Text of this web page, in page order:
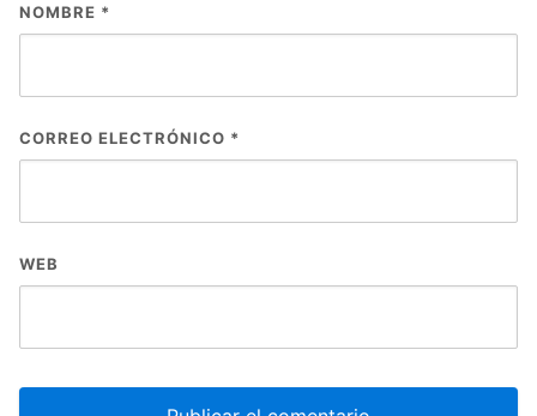
NOMBRE *
CORREO ELECTRÓNICO *
WEB